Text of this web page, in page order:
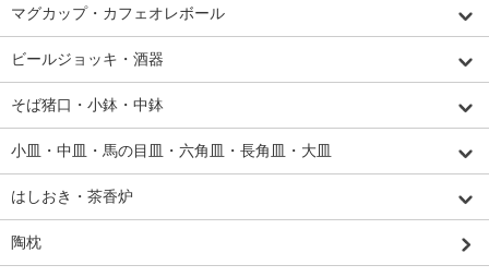
マグカップ・カフェオレボール
ビールジョッキ・酒器
そば猪口・小鉢・中鉢
小皿・中皿・馬の目皿・六角皿・長角皿・大皿
はしおき・茶香炉
陶枕